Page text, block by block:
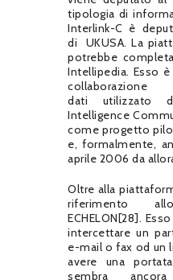
tipologia di
Interlink-C è
di
UKUSA. La
potrebbe
Intellipedia. Esso
collaborazione
dati utilizzato
Intelligence
come progetto
e, formalmente,
aprile 2006 da
Oltre alla
riferimento
ECHELON[28].
intercettare un
e-mail o fax od un
avere una
sembra